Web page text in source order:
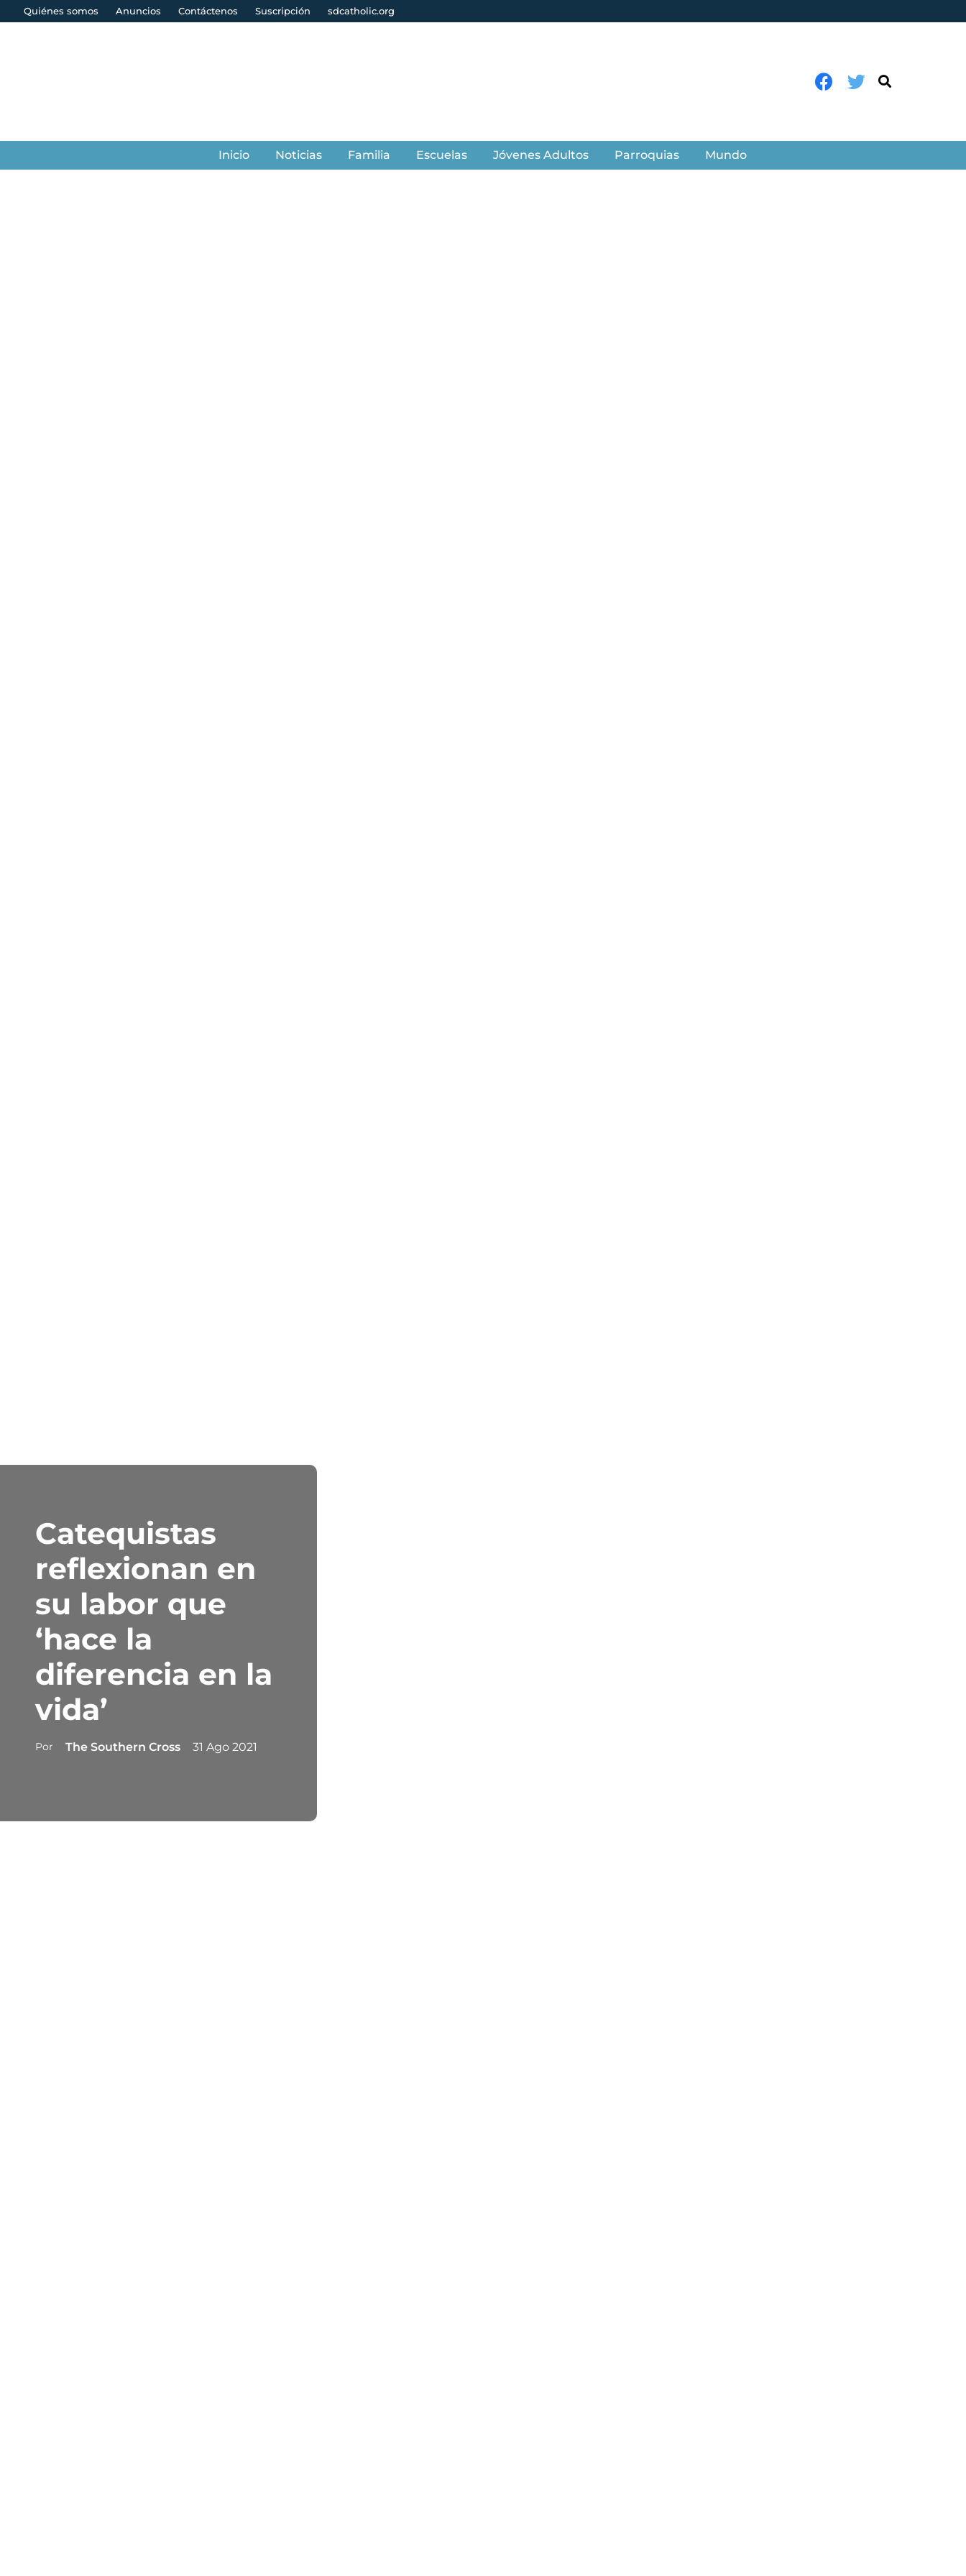
Quiénes somos Anuncios Contáctenos Suscripción sdcatholic.org
Inicio Noticias Familia Escuelas Jóvenes Adultos Parroquias Mundo
Catequistas
reflexionan en
su labor que
‘hace la
diferencia en la
vida’
Por The Southern Cross 31 Ago 2021